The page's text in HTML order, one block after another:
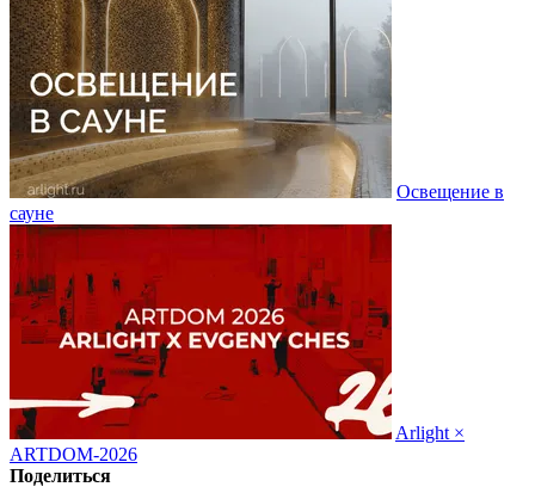
Освещение в
сауне
Arlight ×
ARTDOM-2026
Поделиться